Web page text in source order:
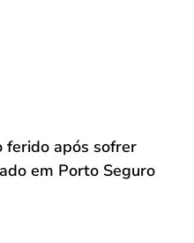
ferido após sofrer
em Porto Seguro